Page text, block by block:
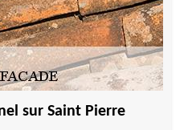
sur Saint Pierre